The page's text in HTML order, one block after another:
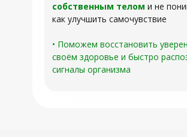
собственным телом и не
как улучшить самочувствие
• Поможем восстановить
своём здоровье и быстро
сигналы организма